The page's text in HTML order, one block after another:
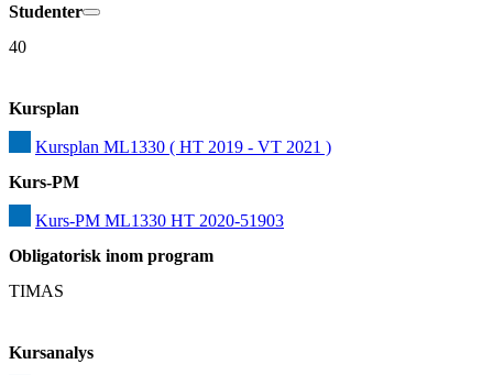
Studenter
40
Kursplan
Kursplan ML1330 ( HT 2019 - VT 2021 )
Kurs-PM
Kurs-PM ML1330 HT 2020-51903
Obligatorisk inom program
TIMAS
Kursanalys